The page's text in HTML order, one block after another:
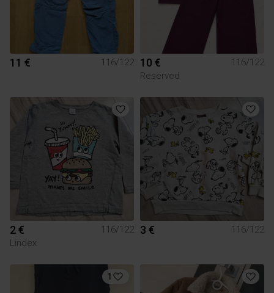
11 € 116/122 10 €
116/122
Reserved
2 €
116/122
Lindex
3 € 116/122
1